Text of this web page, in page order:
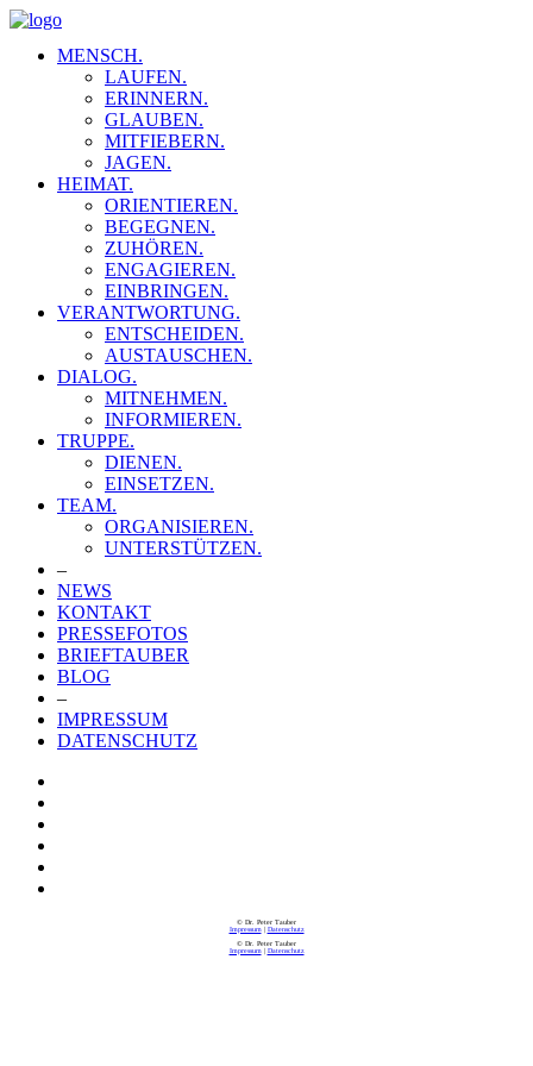
MENSCH.
LAUFEN.
ERINNERN.
GLAUBEN.
MITFIEBERN.
JAGEN.
HEIMAT.
ORIENTIEREN.
BEGEGNEN.
ZUHÖREN.
ENGAGIEREN.
EINBRINGEN.
VERANTWORTUNG.
ENTSCHEIDEN.
AUSTAUSCHEN.
DIALOG.
MITNEHMEN.
INFORMIEREN.
TRUPPE.
DIENEN.
EINSETZEN.
TEAM.
ORGANISIEREN.
UNTERSTÜTZEN.
–
NEWS
KONTAKT
PRESSEFOTOS
BRIEFTAUBER
BLOG
–
IMPRESSUM
DATENSCHUTZ
© Dr. Peter Tauber
Impressum| Datenschutz
© Dr. Peter Tauber
Impressum| Datenschutz